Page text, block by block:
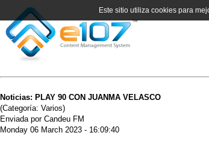
Noticias: PLAY 90 CON JUANMA VELASCO
(Categoría: Varios)
Enviada por Candeu FM
Monday 06 March 2023 - 16:09:40
Este sitio utiliza cookies para